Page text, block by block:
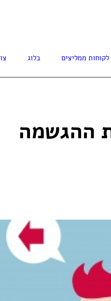
לקוחות ממליצים בלוג
ההגשמה